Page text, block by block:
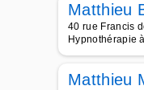
Matthieu
40 rue Francis
Hypnothérapie
Matthieu